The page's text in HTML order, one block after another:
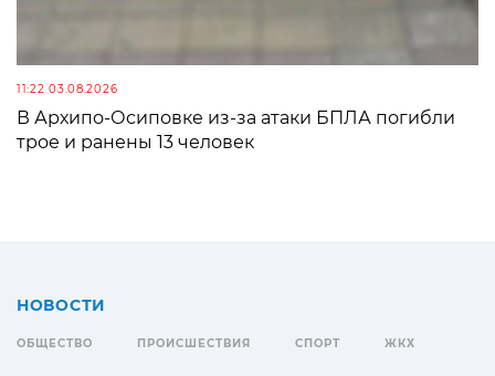
11:22 03.08.2026
В Архипо-Осиповке из-за атаки БПЛА погибли
трое и ранены 13 человек
НОВОСТИ
ОБЩЕСТВО ПРОИСШЕСТВИЯ СПОРТ ЖКХ